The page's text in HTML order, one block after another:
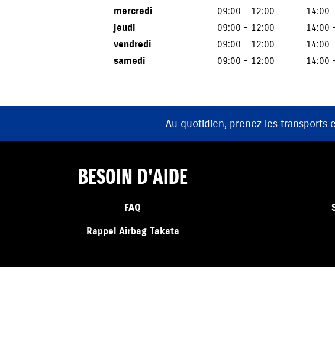
mercredi
09:00 - 12:00
14:00
jeudi
09:00 - 12:00
14:00
vendredi
09:00 - 12:00
14:00
samedi
09:00 - 12:00 14:00
Au quotidien, prenez les transports
BESOIN D'AIDE
FAQ
Rappel Airbag Takata